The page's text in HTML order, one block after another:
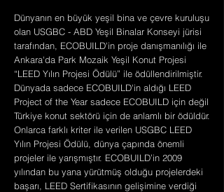
Dünyanın en büyük yeşil bina ve çevre kuruluşu
olan USGBC - ABD Yeşil Binalar Konseyi jürisi
tarafından, ECOBUILD'in proje danışmanılığı ile
Ankara'da Park Mozaik Yeşil Konut Projesi
“LEED Yılın Projesi Ödülü” ile ödüllendirilmiştir.
Dünyada sadece ECOBUILD'in aldığı LEED
Project of the Year sadece ECOBUILD için değil
Türkiye konut sektörü için de anlamlı bir ödüldür.
Onlarca farklı kriter ile verilen USGBC LEED
Yılın Projesi Ödülü, dünya çapında önemli
projeler ile yarışmıştır. ECOBUILD’in 2009
yılından bu yana yürütmüş olduğu projelerdeki
başarı, LEED Sertifikasının gelişimine verdiği